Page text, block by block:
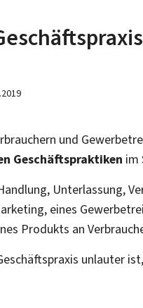
und
Geschäftspraktiken im
Unterlassung,
eines
Produkts an
unlauter